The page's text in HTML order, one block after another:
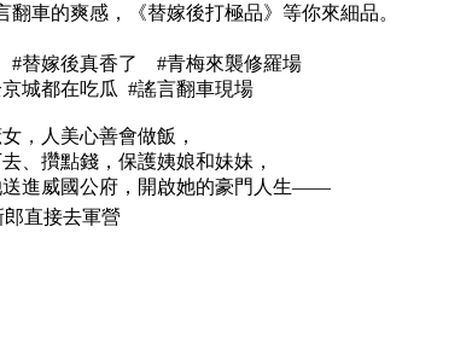
翻車的爽感，《替嫁後打極品》等你來細品。
#替嫁後真香了
#青梅來襲修羅場
京城都在吃瓜 #謠言翻車現場
，人美心善會做飯，
、攢點錢，保護姨娘和妹妹，
送進威國公府，開啟她的豪門人生——
直接去軍營